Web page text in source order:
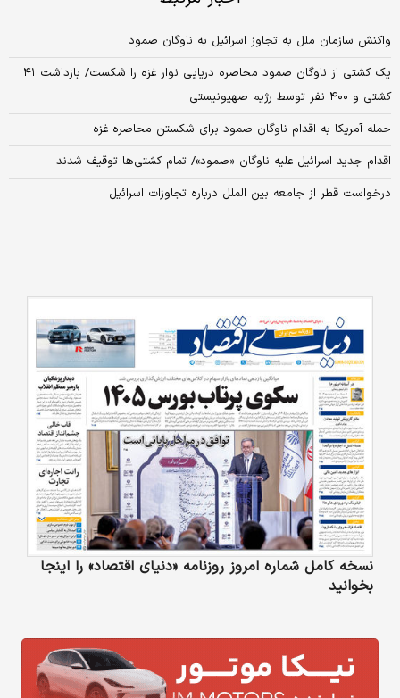
واکنش سازمان ملل به تجاوز اسرائیل به ناوگان صمود
یک کشتی از ناوگان صمود محاصره دریایی نوار غزه را شکست/ بازداشت ۴۱
کشتی و ۴۰۰ نفر توسط رژیم صهیونیستی
حمله آمریکا به اقدام ناوگان صمود برای شکستن محاصره غزه
اقدام جدید اسرائیل علیه ناوگان «صمود»/ تمام کشتی‌ها توقیف شدند
درخواست قطر از جامعه بین الملل درباره تجاوزات اسرائیل
نسخه کامل شماره امروز روزنامه «دنیای‌ اقتصاد» را اینجا
بخوانید